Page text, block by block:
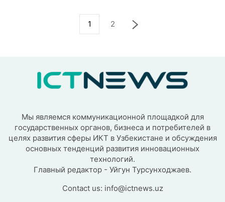
1 2
Мы являемся коммуникационной площадкой для
государственных органов, бизнеса и потребителей в
целях развития сферы ИКТ в Узбекистане и обсуждения
основных тенденций развития инновационных
технологий.
Главный редактор - Уйгун Турсунходжаев.
Contact us: info@ictnews.uz